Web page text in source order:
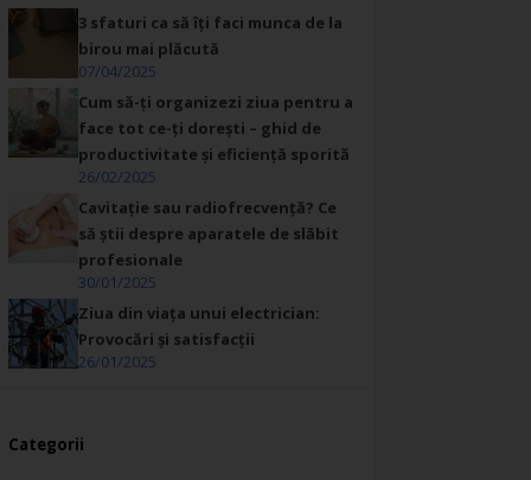
3 sfaturi ca să îți faci munca de la
birou mai plăcută
07/04/2025
Cum să-ți organizezi ziua pentru a
face tot ce-ți dorești – ghid de
productivitate și eficiență sporită
26/02/2025
Cavitație sau radiofrecvență? Ce
să știi despre aparatele de slăbit
profesionale
30/01/2025
Ziua din viața unui electrician:
Provocări și satisfacții
26/01/2025
Categorii